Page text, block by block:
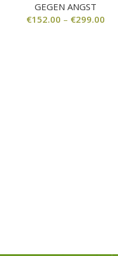
GEGEN ANGST
€152.00 – €299.00